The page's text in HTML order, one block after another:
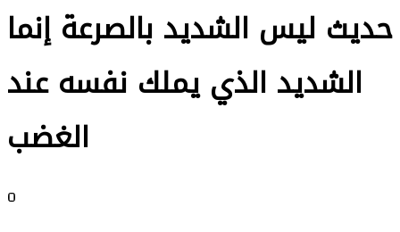
حديث ليس الشديد بالصرعة إنما
الشديد الذي يملك نفسه عند
الغضب
0